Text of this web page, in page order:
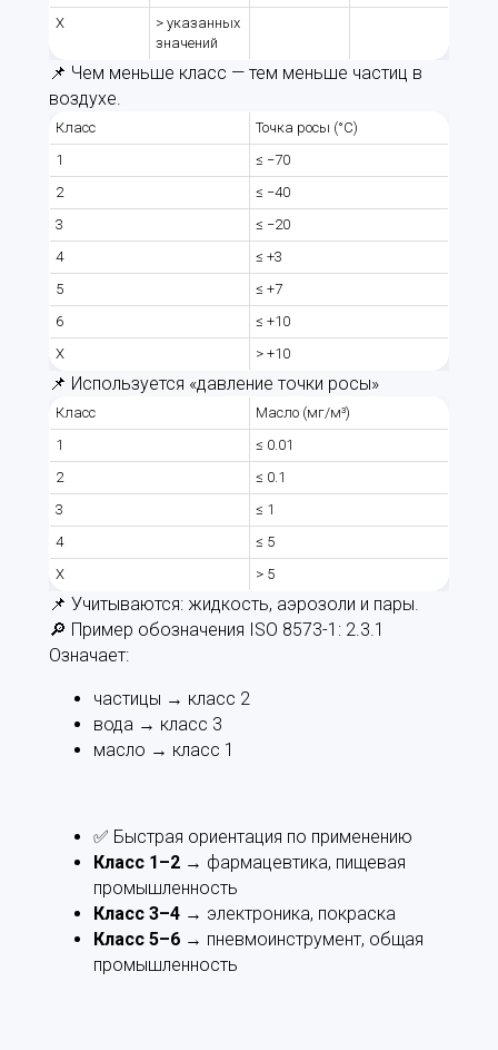
X
> указанных
значений
📌 Чем меньше класс — тем меньше частиц в
воздухе.
Класс
Точка росы (°C)
1
≤ −70
2
≤ −40
3
≤ −20
4
≤ +3
5
≤ +7
6
≤ +10
X
> +10
📌 Используется «давление точки росы»
Класс
Масло (мг/м³)
1
≤ 0.01
2
≤ 0.1
3
≤ 1
4
≤ 5
X
> 5
📌 Учитываются: жидкость, аэрозоли и пары.
🔎 Пример обозначения ISO 8573-1: 2.3.1
Означает:
частицы → класс 2
вода → класс 3
масло → класс 1
✅ Быстрая ориентация по применению
Класс 1–2 → фармацевтика, пищевая
промышленность
Класс 3–4 → электроника, покраска
Класс 5–6 → пневмоинструмент, общая
промышленность